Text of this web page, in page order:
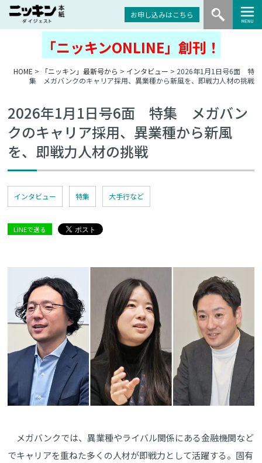
お申し込みはこちら
「ニッキンONLINE」創刊！
HOME > 「ニッキン」最新号から > インタビュー > 2026年1月1日号6面 特
集 メガバンクのキャリア採用、異業種から新風を、即戦力人材の挑戦
2026年1月1日号6面 特集 メガバン
クのキャリア採用、異業種から新風
を、即戦力人材の挑戦
インタビュー 特集 大手行など
LINEで送る
メガバンクでは、異業種やライバル関係にある金融機関など
でキャリアを重ねた多くの人材が即戦力として活躍する。固有